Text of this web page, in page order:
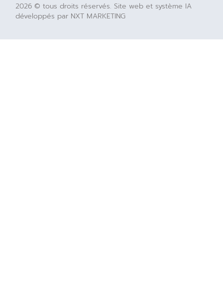
2026 © tous droits réservés. Site web et système IA
développés par NXT MARKETING